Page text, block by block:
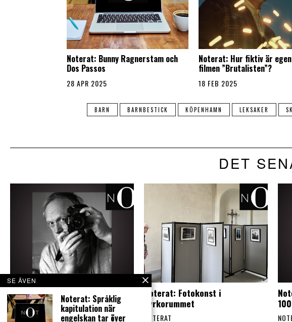
Noterat: Bunny Ragnerstam och
Dos Passos
28 APR 2025
Noterat: Hur fiktiv är
filmen ”Brutalisten”?
18 FEB 2025
BARN BARNBESTICK KÖPENHAMN LEKSAKER
DET
Noterat: Filmhistoria av sällan
skådat slag
NOTERAT
Noterat: Fotokonst i
kyrkorummet
NOTERAT
SE ÄVEN
Noterat: Språklig
kapitulation när
engelskan tar över